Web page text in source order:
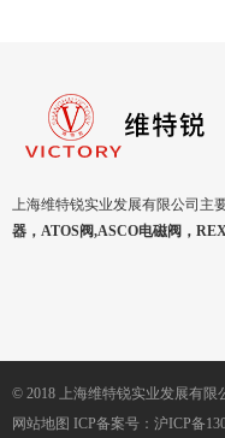
上海维特锐实业发展有限公司主
器，ATOS阀,ASCO电磁阀，
© 2018 上海维特锐实业发展有限
网站地图 ICP备案号： 沪ICP备